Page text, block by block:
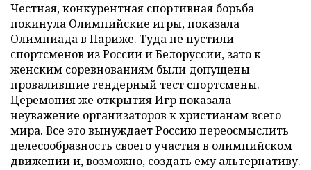
Честная, конкурентная спортивная борьба
покинула Олимпийские игры, показала
Олимпиада в Париже. Туда не пустили
спортсменов из России и Белоруссии, зато к
женским соревнованиям были допущены
провалившие гендерный тест спортсмены.
Церемония же открытия Игр показала
неуважение организаторов к христианам всего
мира. Все это вынуждает Россию переосмыслить
целесообразность своего участия в олимпийском
движении и, возможно, создать ему альтернативу.